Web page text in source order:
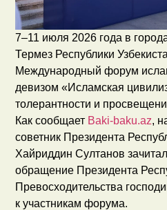
7–11 июля 2026 года в
Термез Республики
Международный форум
девизом «Исламская
толерантности и
Как сообщает Baki-baku.az,
советник Президента
Хайриддин Султанов
обращение Президента
Превосходительства
к участникам форума.